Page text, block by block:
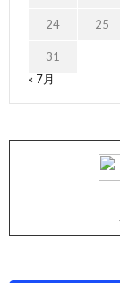
24 25
31
« 7月